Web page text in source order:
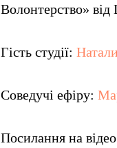
Волонтерство»
Гість студії:
Соведучі ефіру:
Посилання на